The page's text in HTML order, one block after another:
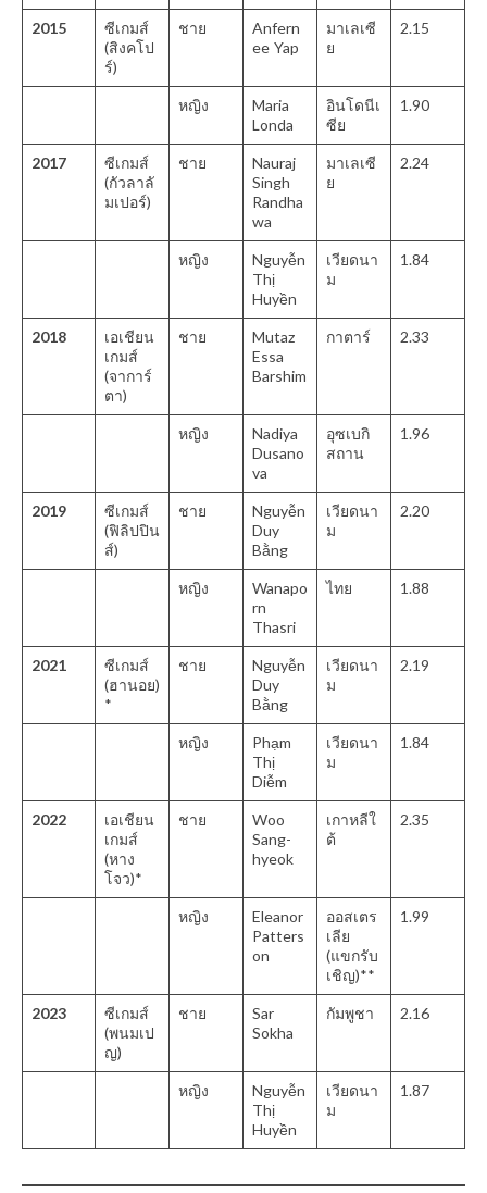
2015
ซีเกมส์
(สิงคโป
ร์)
ชาย
Anfern
ee Yap
มาเลเซี
ย
2.15
หญิง
Maria
Londa
อินโดนีเ
ซีย
1.90
2017
ซีเกมส์
(กัวลาลั
มเปอร์)
ชาย
Nauraj
Singh
Randha
wa
มาเลเซี
ย
2.24
หญิง
Nguyễn
Thị
Huyền
เวียดนา
ม
1.84
2018
เอเชียน
เกมส์
(จาการ์
ตา)
ชาย
Mutaz
Essa
Barshim
กาตาร์ 2.33
หญิง
Nadiya
Dusano
va
อุซเบกิ
สถาน
1.96
2019
ซีเกมส์
(ฟิลิปปิน
ส์)
ชาย
Nguyễn
Duy
Bằng
เวียดนา
ม
2.20
หญิง
Wanapo
rn
Thasri
ไทย 1.88
2021
ซีเกมส์
(ฮานอย)
*
ชาย
Nguyễn
Duy
Bằng
เวียดนา
ม
2.19
หญิง
Phạm
Thị
Diễm
เวียดนา
ม
1.84
2022
เอเชียน
เกมส์
(หาง
โจว)*
ชาย
Woo
Sang-
hyeok
เกาหลีใ
ต้
2.35
หญิง
Eleanor
Patters
on
ออสเตร
เลีย
(แขกรับ
เชิญ)**
1.99
2023
ซีเกมส์
(พนมเป
ญ)
ชาย
Sar
Sokha
กัมพูชา 2.16
หญิง
Nguyễn
Thị
Huyền
เวียดนา
ม
1.87